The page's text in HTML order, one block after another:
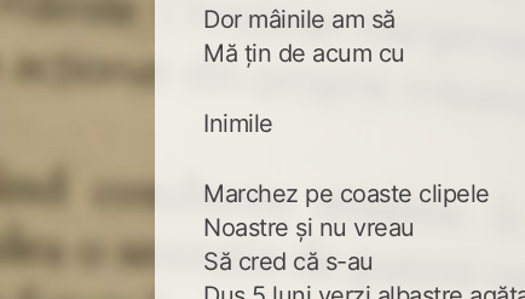
Dor mâinile am să
Mă țin de acum cu
Inimile
Marchez pe coaste clipele
Noastre și nu vreau
Să cred că s-au